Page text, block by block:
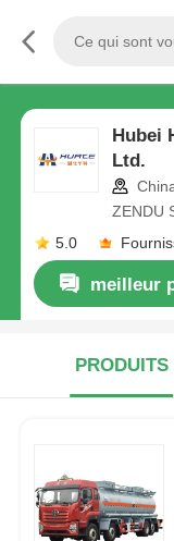
Hubei
Ltd.
ZENDU
5.0
meilleur
PRODUITS